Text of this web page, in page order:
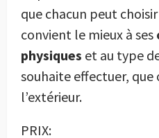
que chacun peut
convient le mieux à ses
physiques et au type
souhaite effectuer, que
l’extérieur.
PRIX: